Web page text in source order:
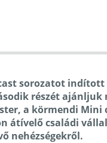
sorozatot
részét ajánljuk
a körmendi Mini
átívelő családi
nehézségekről.